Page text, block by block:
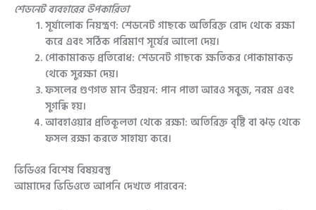
শেডনেট ব্যবহারের উপকারিতা
সূর্যালোক নিয়ন্ত্রণ: শেডনেট গাছকে অতিরিক্ত রোদ থেকে রক্ষা
করে এবং সঠিক পরিমাণ সূর্যের আলো দেয়।
পোকামাকড় প্রতিরোধ: শেডনেট গাছকে ক্ষতিকর পোকামাকড়
থেকে সুরক্ষা দেয়।
ফসলের গুণগত মান উন্নয়ন: পান পাতা আরও সবুজ, নরম এবং
সুগন্ধি হয়।
আবহাওয়ার প্রতিকূলতা থেকে রক্ষা: অতিরিক্ত বৃষ্টি বা ঝড় থেকে
ফসল রক্ষা করতে সাহায্য করে।
ভিডিওর বিশেষ বিষয়বস্তু
আমাদের ভিডিওতে আপনি দেখতে পারবেন: